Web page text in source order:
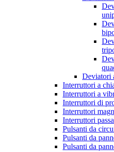
Deviatori
Interruttori a
Interruttori a
Interruttori di
Interruttori
Interruttori
Pulsanti da
Pulsanti da
Pulsanti da